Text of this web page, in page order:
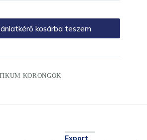
kosárba teszem
KORONGOK